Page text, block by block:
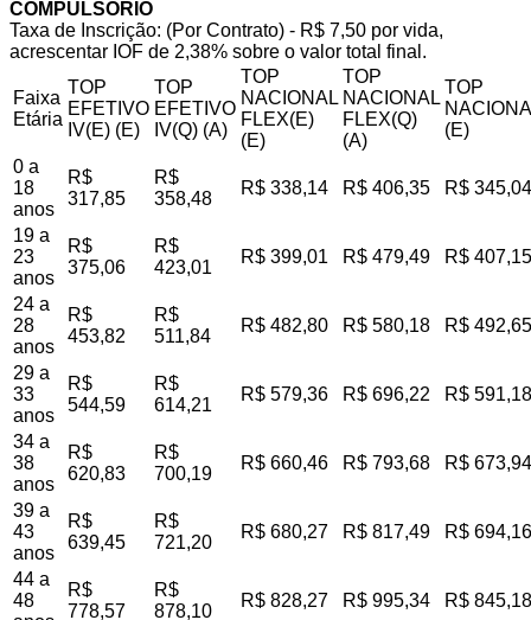
COMPULSÓRIO
Taxa de Inscrição: (Por Contrato) - R$ 7,50 por vida,
acrescentar IOF de 2,38% sobre o valor total final.
Faixa
Etária
TOP
EFETIVO
IV(E) (E)
TOP
EFETIVO
IV(Q) (A)
TOP
NACIONAL
FLEX(E)
(E)
TOP
NACIONAL
FLEX(Q)
(A)
TOP
(E)
0 a
18
anos
R$
317,85
R$
358,48
R$ 338,14 R$ 406,35 R$ 345,04
19 a
23
anos
R$
375,06
R$
423,01
R$ 399,01 R$ 479,49 R$ 407,15
24 a
28
anos
R$
453,82
R$
511,84
R$ 482,80 R$ 580,18 R$ 492,65
29 a
33
anos
R$
544,59
R$
614,21
R$ 579,36 R$ 696,22 R$ 591,18
34 a
38
anos
R$
620,83
R$
700,19
R$ 660,46 R$ 793,68 R$ 673,94
39 a
43
anos
R$
639,45
R$
721,20
R$ 680,27 R$ 817,49 R$ 694,16
44 a
48
R$
778,57
R$
878,10
R$ 828,27 R$ 995,34 R$ 845,18